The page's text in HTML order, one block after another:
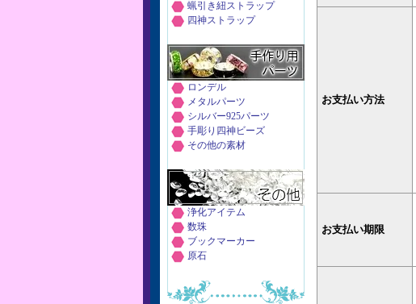
お支払い方法
お支払い期限
蝋引き紐ストラップ
四神ストラップ
ロンデル
メタルパーツ
シルバー925パーツ
手彫り四神ビーズ
その他の素材
浄化アイテム
数珠
ブックマーカー
原石